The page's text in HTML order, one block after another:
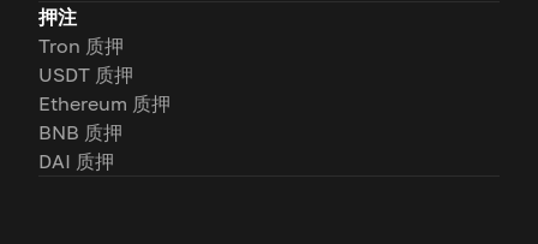
押注
Tron 质押
USDT 质押
Ethereum 质押
BNB 质押
DAI 质押